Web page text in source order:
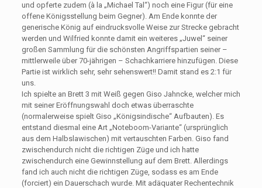
und opferte zudem (à la „Michael Tal“) noch eine Figur (für eine
offene Königsstellung beim Gegner). Am Ende konnte der
generische König auf eindrucksvolle Weise zur Strecke gebracht
werden und Wilfried konnte damit ein weiteres „Juwel“ seiner
großen Sammlung für die schönsten Angriffspartien seiner –
mittlerweile über 70-jährigen – Schachkarriere hinzufügen. Diese
Partie ist wirklich sehr, sehr sehenswert!! Damit stand es 2:1 für
uns.
Ich spielte an Brett 3 mit Weiß gegen Giso Jahncke, welcher mich
mit seiner Eröffnungswahl doch etwas überraschte
(normalerweise spielt Giso „Königsindische“ Aufbauten). Es
entstand diesmal eine Art „Noteboom-Variante“ (ursprünglich
aus dem Halbslawischen) mit vertauschten Farben. Giso fand
zwischendurch nicht die richtigen Züge und ich hatte
zwischendurch eine Gewinnstellung auf dem Brett. Allerdings
fand ich auch nicht die richtigen Züge, sodass es am Ende
(forciert) ein Dauerschach wurde. Mit adäquater Rechentechnik